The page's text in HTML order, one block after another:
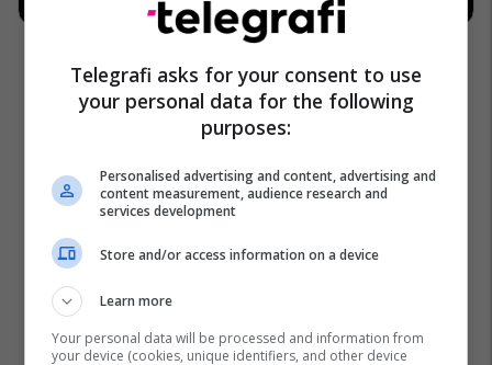
Telegrafi asks for your consent to use
your personal data for the following
purposes:
Personalised advertising and content, advertising and
content measurement, audience research and
services development
Store and/or access information on a device
Learn more
Your personal data will be processed and information from
your device (cookies, unique identifiers, and other device